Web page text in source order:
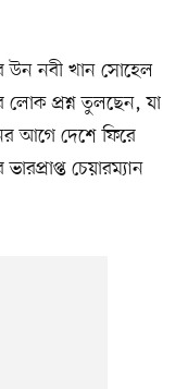
উন নবী খান সোহেল
লোক প্রশ্ন তুলছেন, যা
আগে দেশে ফিরে
চেয়ারম্যান